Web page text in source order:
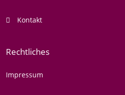
Kontakt
Rechtliches
Impressum